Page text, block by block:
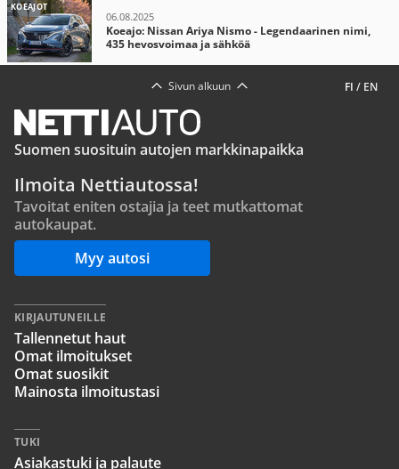
KOEAJOT
06.08.2025
Koeajo: Nissan Ariya Nismo - Legendaarinen nimi,
435 hevosvoimaa ja sähköä
FI / EN
Sivun alkuun
Suomen suosituin autojen markkinapaikka
Ilmoita Nettiautossa!
Tavoitat eniten ostajia ja teet mutkattomat
autokaupat.
Myy autosi
KIRJAUTUNEILLE
Tallennetut haut
Omat ilmoitukset
Omat suosikit
Mainosta ilmoitustasi
TUKI
Asiakastuki ja palaute